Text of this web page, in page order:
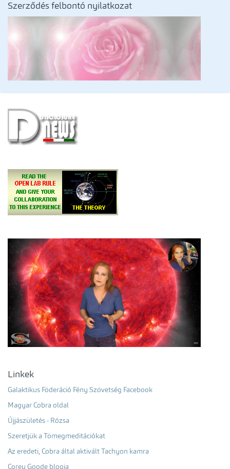
Szerződés felbontó nyilatkozat
Linkek
Galaktikus Föderáció Fény Szövetség Facebook
Magyar Cobra oldal
Újjászületés - Rózsa
Szeretjük a Tömegmeditációkat
Az eredeti, Cobra által aktivált Tachyon kamra
Corey Goode blogja